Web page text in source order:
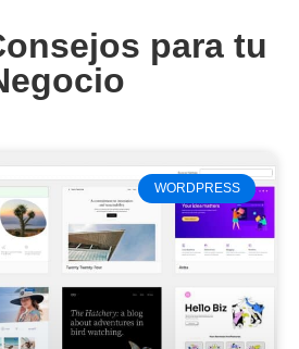
para tu
WORDPRESS